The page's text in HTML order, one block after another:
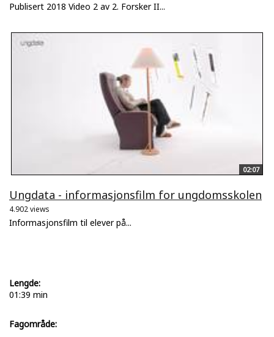
Publisert 2018 Video 2 av 2. Forsker II...
02:07
Ungdata - informasjonsfilm for ungdomsskolen
4.902 views
Informasjonsfilm til elever på...
Lengde:
01:39 min
Fagområde: